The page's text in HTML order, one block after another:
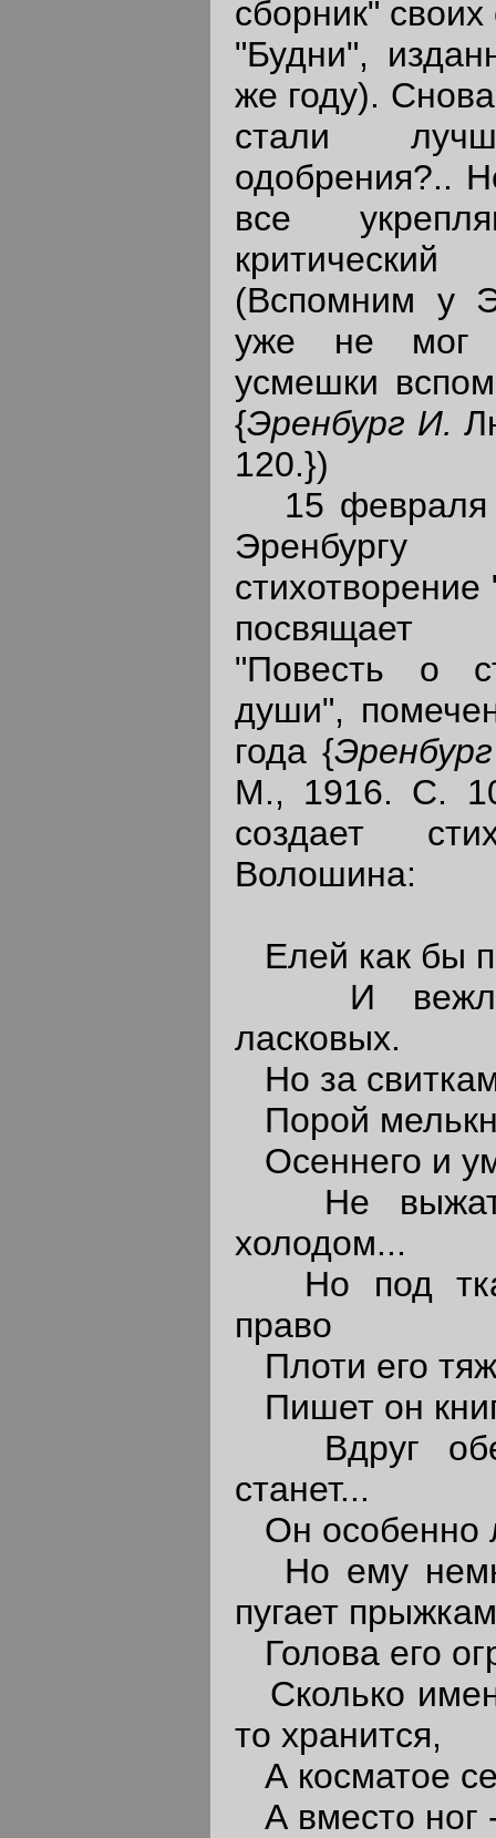
сборник"
"Будни",
же году).
стали
одобрения?..
все
(Вспомним у
уже не мог
усмешки
{Эренбург И.
120.})
15 февраля
посвящает
"Повесть о
души",
года {
М., 1916. С.
создает
Волошина:
Елей как бы
И
ласковых.
Но за
Порой
Осеннего и
Не выжата
холодом...
Но под
право
Плоти его
Пишет он
Вдруг
станет...
Он особенно
Но ему
пугает
Голова его
Сколько
то хранится,
А косматое
А вместо ног